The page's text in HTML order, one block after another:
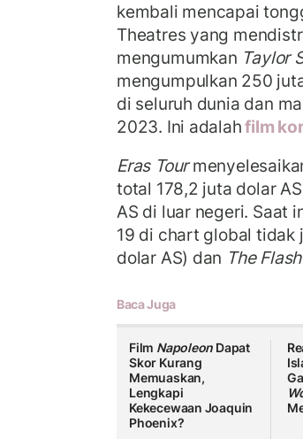
kembali mencapai
Theatres yang
mengumumkan Taylor
mengumpulkan 250
di seluruh dunia dan
2023. Ini adalahfilm
Eras Tour
total 178,2 juta dolar
AS di luar negeri. Saat
19 di chart global tidak
dolar AS) dan The Flash
Baca Juga
Film Napoleon Dapat
Skor Kurang
Memuaskan,
Lengkapi
Kekecewaan Joaquin
Phoenix?